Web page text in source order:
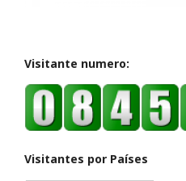
Visitante numero:
Visitantes por Países